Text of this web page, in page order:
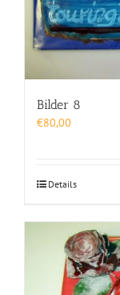
Bilder 8
€80,00
Details